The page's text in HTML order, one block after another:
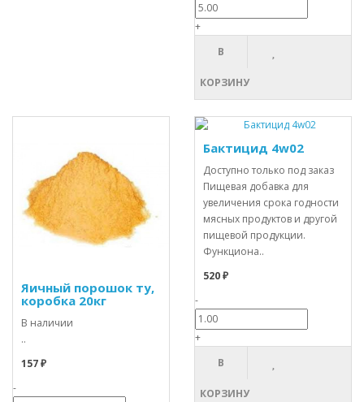
+
В
КОРЗИНУ
Яичный порошок ту,
коробка 20кг
В наличии
..
157 ₽
-
Бактицид 4w02
Доступно только под заказ
Пищевая добавка для
увеличения срока годности
мясных продуктов и другой
пищевой продукции.
Функциона..
520 ₽
-
+
В
КОРЗИНУ